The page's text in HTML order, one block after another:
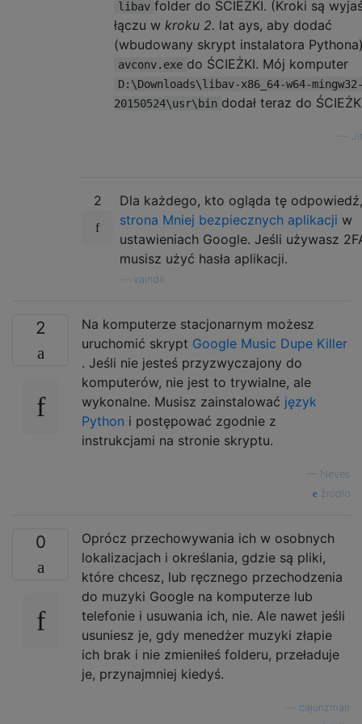
libav folder do ŚCIEŻKI. (Kroki są
łączu w kroku 2. lat ays, aby dodać
(wbudowany skrypt instalatora
avconv.exe do ŚCIEŻKI. Mój komputer
D:\Downloads\libav-x86_64-w64-
20150524\usr\bin dodał teraz do
2
Dla każdego, kto ogląda tę
strona Mniej bezpiecznych aplikacji w
ustawieniach Google. Jeśli używasz
musisz użyć hasła aplikacji.
vaindil
2
Na komputerze stacjonarnym możesz
uruchomić skrypt Google Music Dupe Killer
. Jeśli nie jesteś przyzwyczajony do
komputerów, nie jest to trywialne, ale
wykonalne. Musisz zainstalować język
Python i postępować zgodnie z
instrukcjami na stronie skryptu.
Neves
źródło
0
Oprócz przechowywania ich w osobnych
lokalizacjach i określania, gdzie są pliki,
które chcesz, lub ręcznego przechodzenia
do muzyki Google na komputerze lub
telefonie i usuwania ich, nie. Ale nawet jeśli
usuniesz je, gdy menedżer muzyki złapie
ich brak i nie zmieniłeś folderu, przeładuje
je, przynajmniej kiedyś.
cajunzman